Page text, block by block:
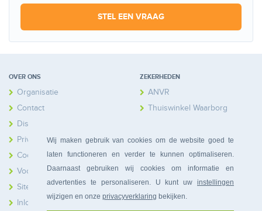
Wij maken gebruik van cookies om de website goed te
laten functioneren en verder te kunnen optimaliseren.
Daarnaast gebruiken wij cookies om informatie en
advertenties te personaliseren. U kunt uw instellingen
wijzigen en onze privacyverklaring bekijken.
STEL EEN VRAAG
OVER ONS
Organisatie
Contact
Disclaimer
Privacy
Cookies
Voorwaarden
Sitemap
Inloggen Huiseigenaren
ZEKERHEDEN
ANVR
Thuiswinkel Waarborg